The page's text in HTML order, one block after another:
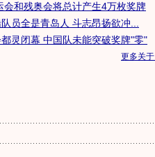
会和残奥会将总计产生4万枚奖牌
员全是青岛人 斗志昂扬欲冲...
灵闭幕 中国队未能突破奖牌"零"
更多关于